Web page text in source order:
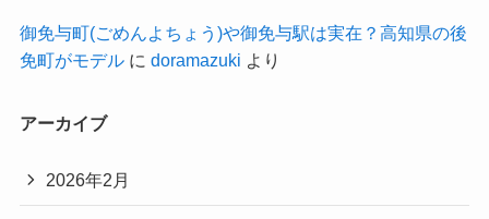
御免与町(ごめんよちょう)や御免与駅は実在？高知県の後
免町がモデルに doramazuki より
アーカイブ
2026年2月